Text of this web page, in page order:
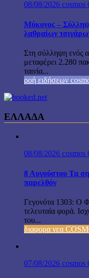
08/08/2026 cosmos
Μύκονος –
λαθραίων
Στη σύλληψη ενός
μεταφέρει 2.280
ταινία...
ροή ειδήσεων
ΕΛΛΑΔΑ
08/08/2026 cosmos
8 Αυγούστου Τα
παρελθόν
Γεγονότα 1303: Ο
τελευταία φορά.
του...
διαφορα νεα
07/08/2026 cosmos